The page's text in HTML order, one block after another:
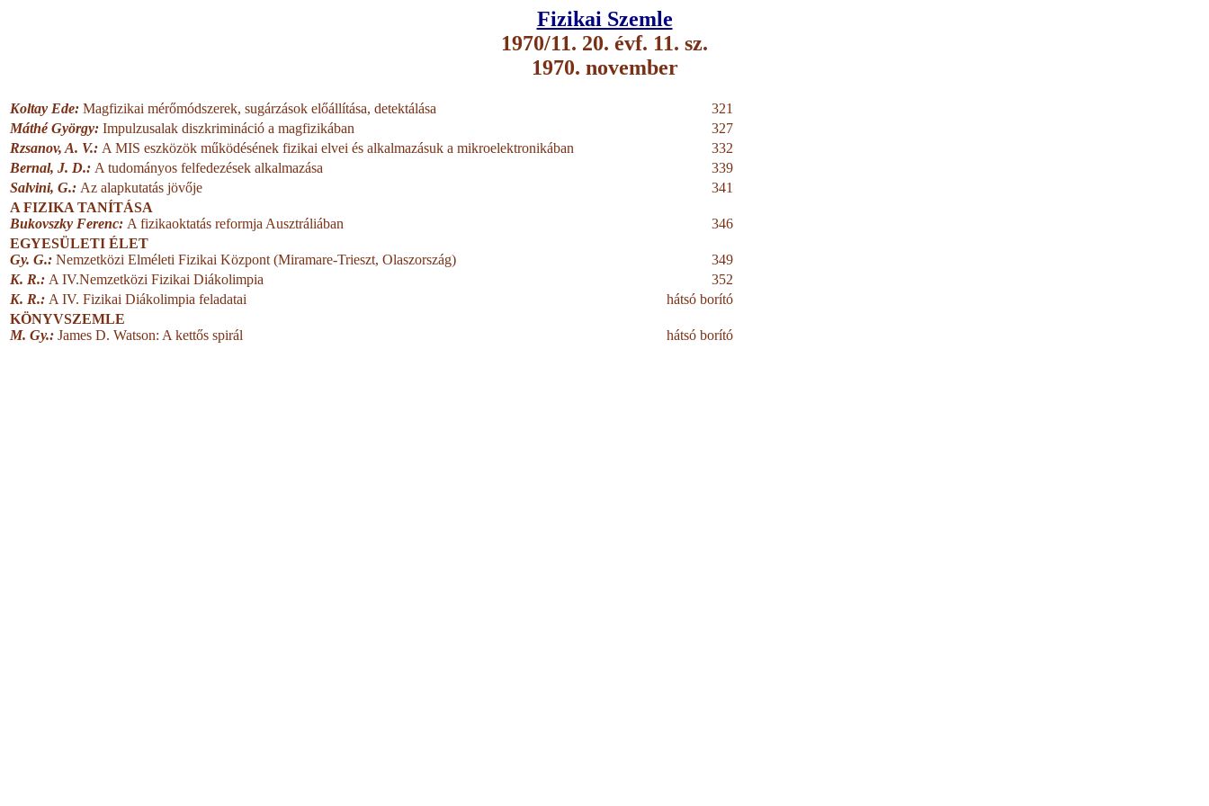
Fizikai Szemle
1970/11. 20. évf. 11. sz.
1970. november
Koltay Ede: Magfizikai mérőmódszerek, sugárzások előállítása, detektálása
321
Máthé György: Impulzusalak diszkrimináció a magfizikában
327
Rzsanov, A. V.: A MIS eszközök működésének fizikai elvei és alkalmazásuk a mikroelektronikában
332
Bernal, J. D.: A tudományos felfedezések alkalmazása
339
Salvini, G.: Az alapkutatás jövője
341
A FIZIKA TANÍTÁSA
Bukovszky Ferenc: A fizikaoktatás reformja Ausztráliában
346
EGYESÜLETI ÉLET
Gy. G.: Nemzetközi Elméleti Fizikai Központ (Miramare-Trieszt, Olaszország)
349
K. R.: A IV.Nemzetközi Fizikai Diákolimpia
352
K. R.: A IV. Fizikai Diákolimpia feladatai
hátsó borító
KÖNYVSZEMLE
M. Gy.: James D. Watson: A kettős spirál hátsó borító